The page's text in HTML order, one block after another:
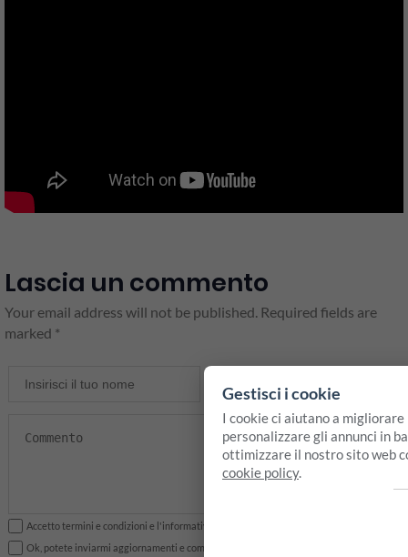
Lascia un commento
Your email address will not be published. Required fields are
marked *
Accetto termini e condizioni e l'informativa sulla privacy
Ok, potete inviarmi aggiornamenti e comunicazioni
Gestisci i cookie
I cookie ci aiutano a migliorare
personalizzare gli annunci in
ottimizzare il nostro sito web
cookie policy.